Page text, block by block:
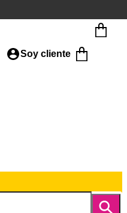
Soy cliente